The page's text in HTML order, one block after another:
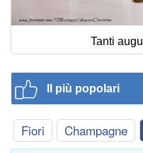
Tanti
Il più popolari
Fiori Champagne